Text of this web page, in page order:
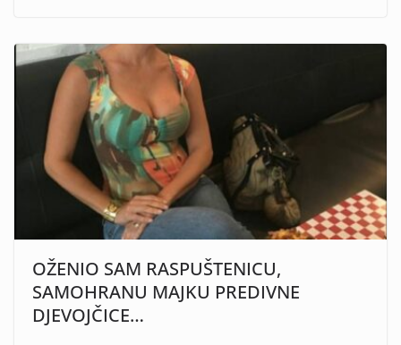
OŽENIO SAM RASPUŠTENICU,
SAMOHRANU MAJKU PREDIVNE
DJEVOJČICE…